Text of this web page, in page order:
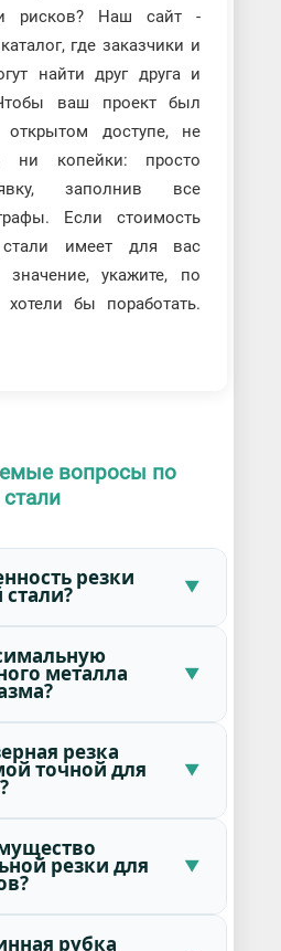
и рисков? Наш сайт -
где заказчики и
найти друг друга и
ваш проект был
открытом доступе, не
ни копейки: просто
заполнив все
Если стоимость
имеет для вас
значение, укажите, по
бы поработать.
вопросы по
резки
металла
резка
точной для
резки для
рубка